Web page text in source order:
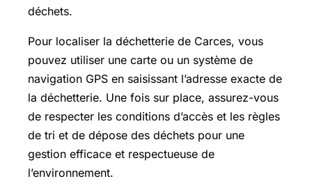
déchets.
Pour localiser la déchetterie de Carces, vous
pouvez utiliser une carte ou un système de
navigation GPS en saisissant l’adresse exacte de
la déchetterie. Une fois sur place, assurez-vous
de respecter les conditions d’accès et les règles
de tri et de dépose des déchets pour une
gestion efficace et respectueuse de
l’environnement.